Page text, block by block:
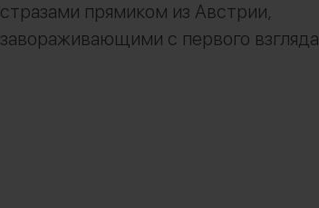
стразами прямиком из Австрии,
завораживающими с первого взгляда